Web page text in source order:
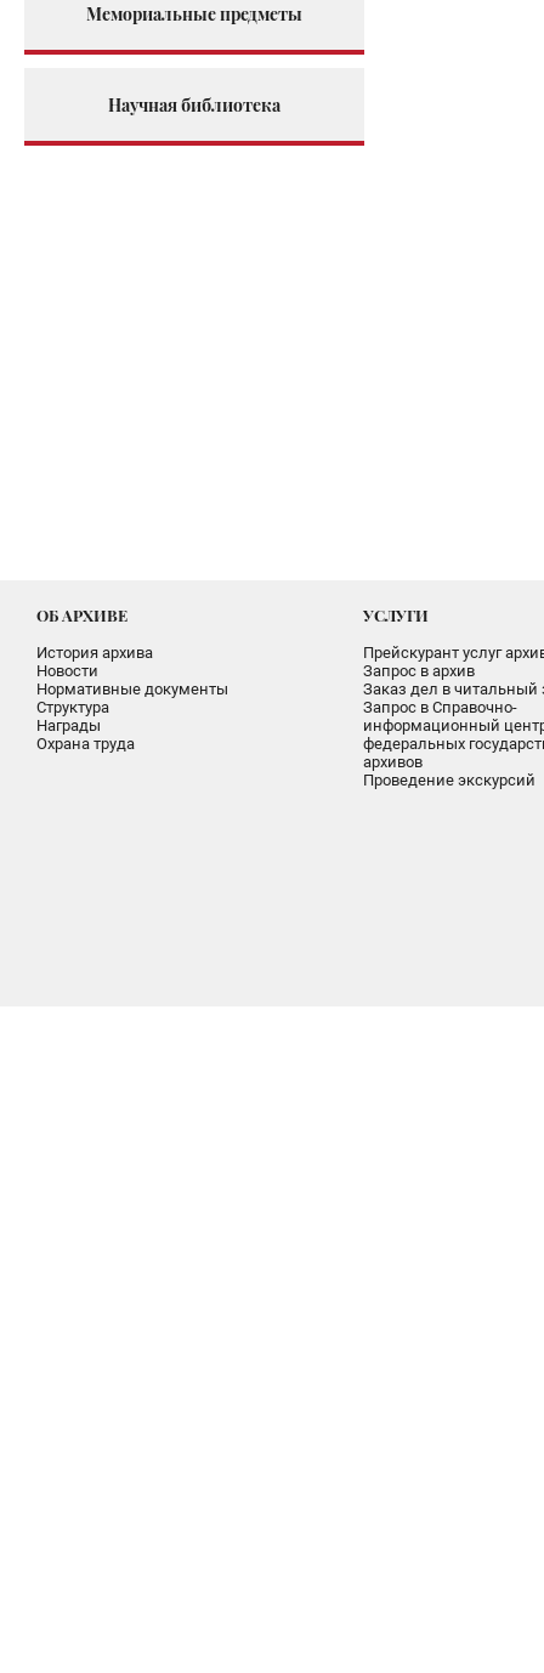
Мемориальные предметы
Научная библиотека
ОБ АРХИВЕ
История архива
Новости
Нормативные документы
Структура
Награды
Охрана труда
УСЛУГИ
Прейскурант услуг
Запрос в архив
Заказ дел в читальный
Запрос в Справочно-
информационный
федеральных
архивов
Проведение экскурсий